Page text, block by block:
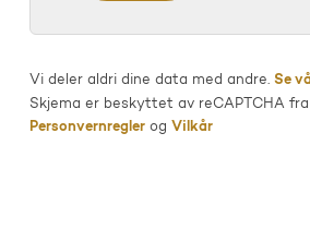
Vi deler aldri dine data med andre. Se
Skjema er beskyttet av reCAPTCHA fra
Personvernreglerog Vilkår